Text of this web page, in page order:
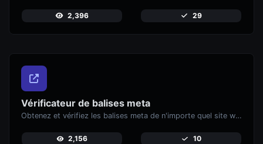
2,396 29
Vérificateur de balises meta
Obtenez et vérifiez les balises meta de n'importe quel site web.
2,156 10